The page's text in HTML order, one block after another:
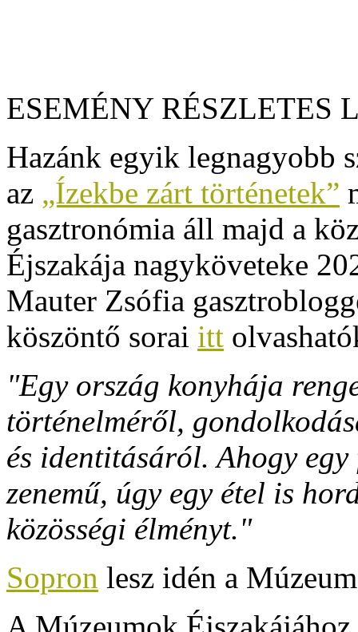
ESEMÉNY RÉSZLETES
Hazánk egyik legnagyobb
az „Ízekbe zárt történetek”
gasztronómia áll majd a
Éjszakája nagyköveteke
Mauter Zsófia
köszöntő sorai itt
"Egy ország konyhája
történelméről,
és identitásáról. Ahogy egy
zenemű, úgy egy étel is
közösségi élményt."
Sopron lesz idén a